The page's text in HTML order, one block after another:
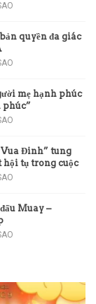
quyền đa giác
mẹ hạnh phúc
phúc”
Đinh” tung
tụ trong cuộc
Muay –